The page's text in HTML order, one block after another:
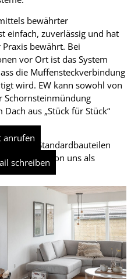
bewährter
einfach, zuverlässig und hat
bewährt. Bei
vor Ort ist das System
die Muffensteckverbindung
wird. EW kann sowohl von
Schornsteinmündung
aus „Stück für Stück“
an Standardbauteilen
und wird von uns als
anrufen
schreiben